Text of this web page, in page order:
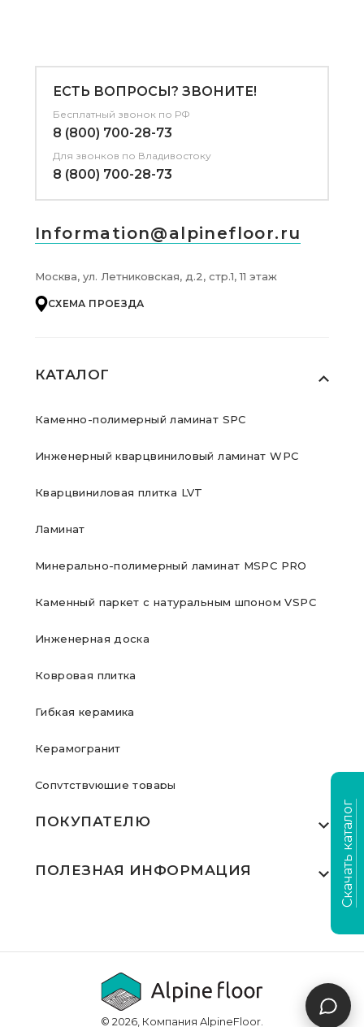
КАТАЛОГ
Каменно-полимерный ламинат SPC
Инженерный кварцвиниловый ламинат WPC
Кварцвиниловая плитка LVT
Ламинат
Минерально-полимерный ламинат MSPC PRO
Каменный паркет с натуральным шпоном VSPC
Инженерная доска
Ковровая плитка
Гибкая керамика
Керамогранит
Сопутствующие товары
ПОКУПАТЕЛЮ
Где купить
Выполненные проекты
Доставка и оплата
ПОЛЕЗНАЯ ИНФОРМАЦИЯ
Видеообзоры
Для дилеров
ЕСТЬ ВОПРОСЫ? ЗВОНИТЕ!
Бесплатный звонок по РФ
8 (800) 700-28-73
Для звонков по Владивостоку
8 (800) 700-28-73
Information@alpinefloor.ru
Москва, ул. Летниковская, д.2, стр.1, 11 этаж
СХЕМА ПРОЕЗДА
© 2026, Компания AlpineFloor.
Скачать каталог